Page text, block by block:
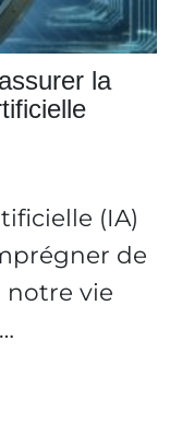
la
(IA)
de
notre vie